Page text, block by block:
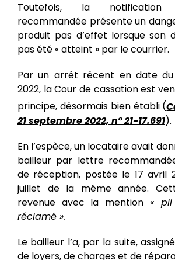
Toutefois, la
recommandée présente un
produit pas d’effet lorsque son
pas été « atteint » par le courrier.
Par un arrêt récent en date du
2022, la Cour de cassation est
principe, désormais bien établi (
21 septembre 2022, n° 21-17.691).
En l’espèce, un locataire avait
bailleur par lettre
de réception, postée le 17 avril
juillet de la même année.
revenue avec la mention «
réclamé ».
Le bailleur l’a, par la suite,
de loyers, de charges et de